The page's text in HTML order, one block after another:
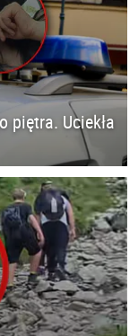
piętra. Uciekła